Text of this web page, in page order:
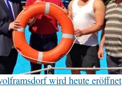
wird heute eröffnet